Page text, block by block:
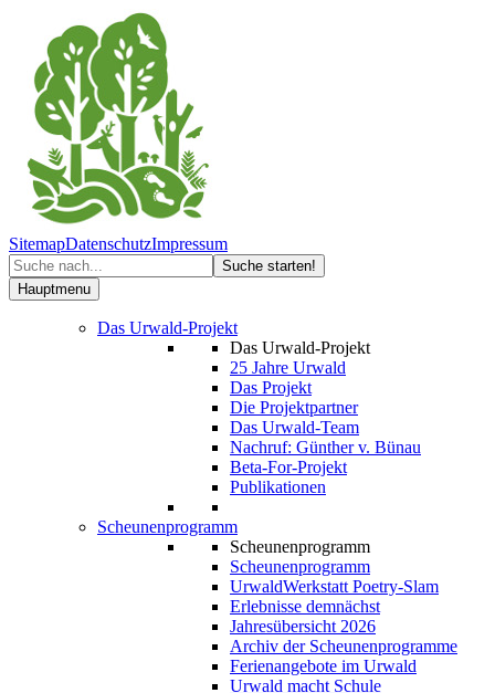
SitemapDatenschutzImpressum
Hauptmenu
Das Urwald-Projekt
Das Urwald-Projekt
25 Jahre Urwald
Das Projekt
Die Projektpartner
Das Urwald-Team
Nachruf: Günther v. Bünau
Beta-For-Projekt
Publikationen
Scheunenprogramm
Scheunenprogramm
Scheunenprogramm
UrwaldWerkstatt Poetry-Slam
Erlebnisse demnächst
Jahresübersicht 2026
Archiv der Scheunenprogramme
Ferienangebote im Urwald
Urwald macht Schule